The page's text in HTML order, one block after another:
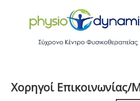
Χορηγοί Επικοινωνίας/